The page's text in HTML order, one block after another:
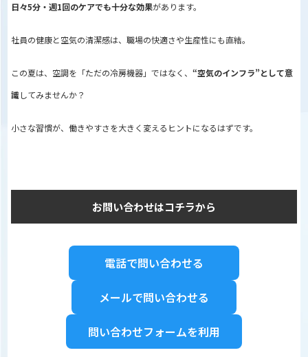
日々5分・週1回のケアでも十分な効果があります。
社員の健康と空気の清潔感は、職場の快適さや生産性にも直結。
この夏は、空調を「ただの冷房機器」ではなく、“空気のインフラ”として意
識してみませんか？
小さな習慣が、働きやすさを大きく変えるヒントになるはずです。
お問い合わせはコチラから
電話で問い合わせる
メールで問い合わせる
問い合わせフォームを利用